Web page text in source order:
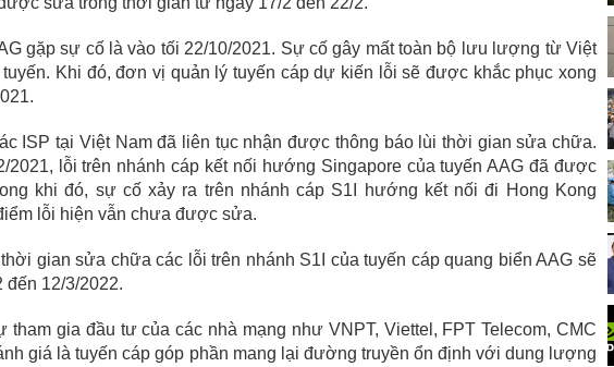
gặp sự cố là vào tối 22/10/2021. Sự cố gây mất toàn bộ lưu lượng từ Việt
tuyến. Khi đó, đơn vị quản lý tuyến cáp dự kiến lỗi sẽ được khắc phục xong
ISP tại Việt Nam đã liên tục nhận được thông báo lùi thời gian sửa chữa.
2021, lỗi trên nhánh cáp kết nối hướng Singapore của tuyến AAG đã được
khi đó, sự cố xảy ra trên nhánh cáp S1I hướng kết nối đi Hong Kong
lỗi hiện vẫn chưa được sửa.
gian sửa chữa các lỗi trên nhánh S1I của tuyến cáp quang biển AAG sẽ
đến 12/3/2022.
tham gia đầu tư của các nhà mạng như VNPT, Viettel, FPT Telecom, CMC
giá là tuyến cáp góp phần mang lại đường truyền ổn định với dung lượng